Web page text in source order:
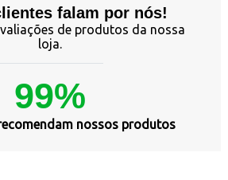
falam por nós!
de produtos da nossa
loja.
99%
nossos produtos